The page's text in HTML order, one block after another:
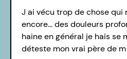
J ai vécu trop de chose qui
encore... des douleurs
haine en général je hais se
déteste mon vrai père de